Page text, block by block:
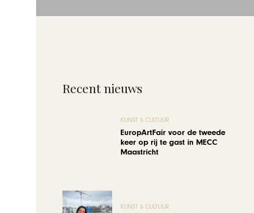
Recent nieuws
KUNST & CULTUUR
EuropArtFair voor de tweede
keer op rij te gast in MECC
Maastricht
KUNST & CULTUUR